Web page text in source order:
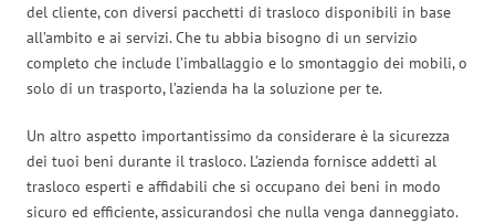
del cliente, con diversi pacchetti di trasloco disponibili in base
all’ambito e ai servizi. Che tu abbia bisogno di un servizio
completo che include l’imballaggio e lo smontaggio dei mobili, o
solo di un trasporto, l’azienda ha la soluzione per te.
Un altro aspetto importantissimo da considerare è la sicurezza
dei tuoi beni durante il trasloco. L’azienda fornisce addetti al
trasloco esperti e affidabili che si occupano dei beni in modo
sicuro ed efficiente, assicurandosi che nulla venga danneggiato.